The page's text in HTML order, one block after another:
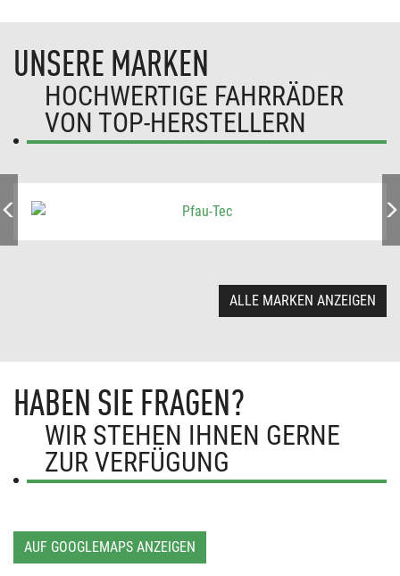
UNSERE MARKEN
HOCHWERTIGE FAHRRÄDER
VON TOP-HERSTELLERN
ALLE MARKEN ANZEIGEN
HABEN SIE FRAGEN?
WIR STEHEN IHNEN GERNE
ZUR VERFÜGUNG
AUF GOOGLEMAPS ANZEIGEN